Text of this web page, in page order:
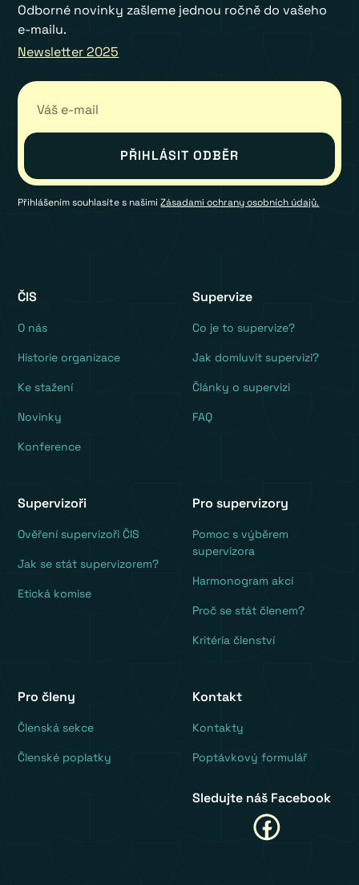
Odborné novinky zašleme jednou ročně do vašeho
e-mailu.
Newsletter 2025
Přihlášením souhlasíte s našimiZásadami ochrany osobních údajů.
ČIS
O nás
Historie organizace
Ke stažení
Novinky
Konference
Supervize
Co je to supervize?
Jak domluvit supervizi?
Články o supervizi
FAQ
Supervizoři
Ověření supervizoři ČIS
Jak se stát supervizorem?
Etická komise
Pro supervizory
Pomoc s výběrem
supervizora
Harmonogram akcí
Proč se stát členem?
Kritéria členství
Pro členy
‍Členská sekce
Členské poplatky
Kontakt
Kontakty
Poptávkový formulář
Sledujte náš Facebook